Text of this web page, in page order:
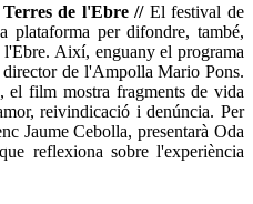
de l'Ebre //El festival de
per difondre, també,
l'Ebre. Així, enguany el programa
de l'Ampolla Mario Pons.
film mostra fragments de vida
reivindicació i denúncia. Per
Jaume Cebolla, presentarà Oda
reflexiona sobre l'experiència